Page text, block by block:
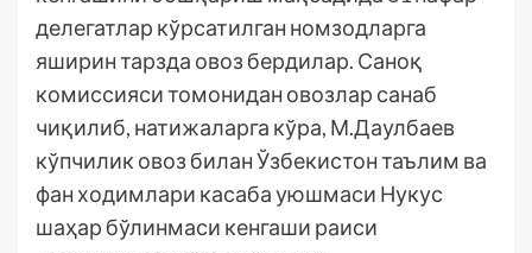
делегатлар кўрсатилган номзодларга
яширин тарзда овоз бердилар. Саноқ
комиссияси томонидан овозлар санаб
чиқилиб, натижаларга кўра, М.Даулбаев
кўпчилик овоз билан Ўзбекистон таълим ва
фан ходимлари касаба уюшмаси Нукус
шаҳар бўлинмаси кенгаши раиси